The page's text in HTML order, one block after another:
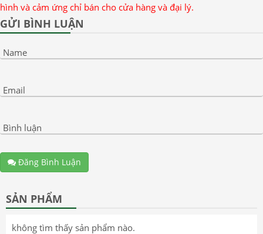
hình và cảm ứng chỉ bán cho cửa hàng và đại lý.
GỬI BÌNH LUẬN
Name
Email
Bình luận
Đăng Bình Luận
SẢN PHẨM
không tìm thấy sản phẩm nào.